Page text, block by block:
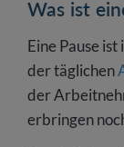
Was ist
Eine Pause ist
der täglichen
der
erbringen